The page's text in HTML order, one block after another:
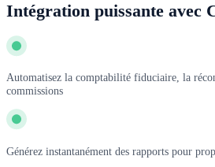
Intégration puissante avec
Automatisez la comptabilité fiduciaire, la
commissions
Générez instantanément des rapports pour